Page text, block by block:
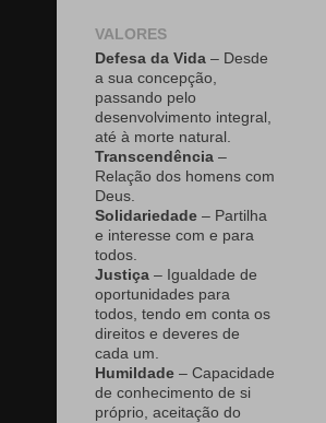
VALORES
Defesa da Vida – Desde
a sua concepção,
passando pelo
desenvolvimento integral,
até à morte natural.
Transcendência –
Relação dos homens com
Deus.
Solidariedade – Partilha
e interesse com e para
todos.
Justiça – Igualdade de
oportunidades para
todos, tendo em conta os
direitos e deveres de
cada um.
Humildade – Capacidade
de conhecimento de si
próprio, aceitação do